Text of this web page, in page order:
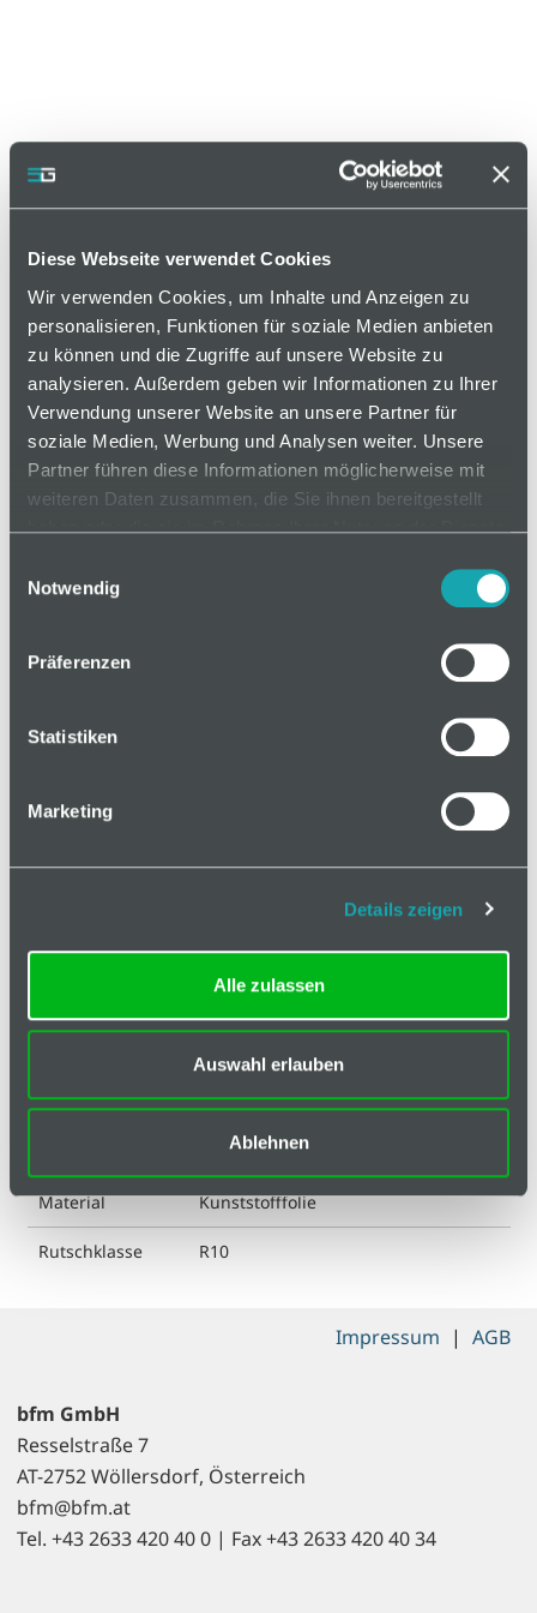
Diese Webseite verwendet Cookies
Wir verwenden Cookies, um Inhalte und Anzeigen zu
personalisieren, Funktionen für soziale Medien anbieten
zu können und die Zugriffe auf unsere Website zu
analysieren. Außerdem geben wir Informationen zu Ihrer
Verwendung unserer Website an unsere Partner für
soziale Medien, Werbung und Analysen weiter. Unsere
Partner führen diese Informationen möglicherweise mit
weiteren Daten zusammen, die Sie ihnen bereitgestellt
haben oder die sie im Rahmen Ihrer Nutzung der Dienste
Notwendig
Präferenzen
Statistiken
Marketing
Details zeigen
Alle zulassen
Auswahl erlauben
Ablehnen
Artikelnummer LGSV50-CN-05
Varianten
auf Anfrage
Mindestbestellmenge: 1
In den Warenkorb
Klassifizierung
0,3 mm
Farbe Grün
1000 mm
Material Kunststofffolie
Rutschklasse R10
bfm GmbH
Resselstraße 7
AT-2752 Wöllersdorf, Österreich
bfm@bfm.at
Tel. +43 2633 420 40 0 | Fax +43 2633 420 40 34
Impressum | AGB